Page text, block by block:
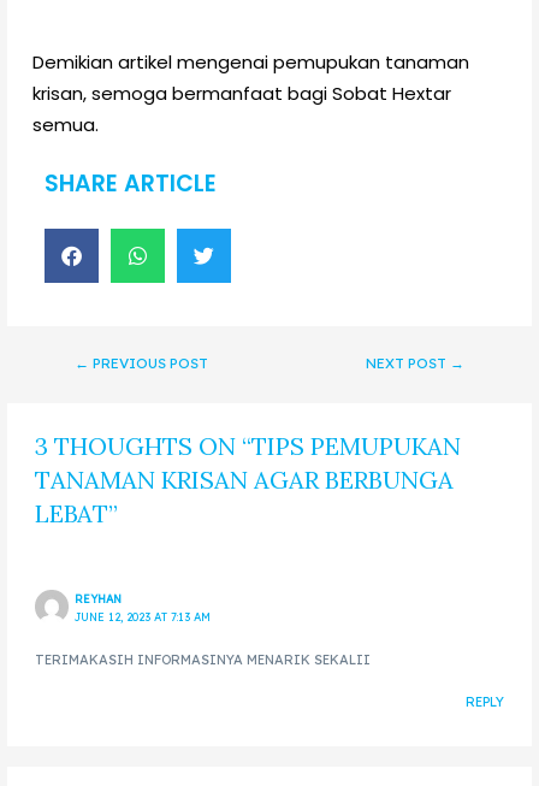
Demikian artikel mengenai pemupukan tanaman
krisan, semoga bermanfaat bagi Sobat Hextar
semua.
SHARE ARTICLE
← PREVIOUS POST NEXT POST →
3 THOUGHTS ON “TIPS PEMUPUKAN
TANAMAN KRISAN AGAR BERBUNGA
LEBAT”
REYHAN
JUNE 12, 2023 AT 7:13 AM
TERIMAKASIH INFORMASINYA MENARIK SEKALII
REPLY